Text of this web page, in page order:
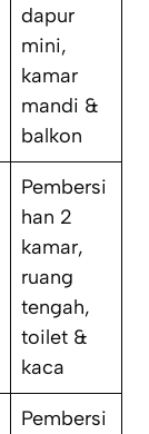
dapur
mini,
kamar
mandi &
balkon
Pembersi
han 2
kamar,
ruang
tengah,
toilet &
kaca
Pembersi